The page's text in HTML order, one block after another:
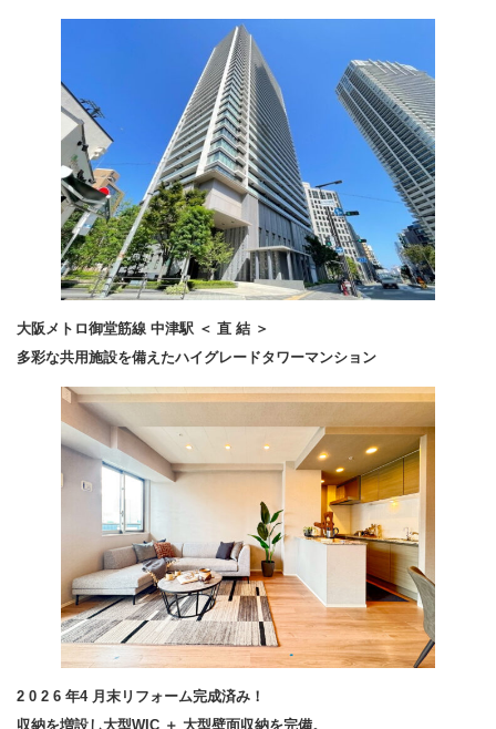
大阪メトロ御堂筋線 中津駅 ＜ 直 結 ＞
多彩な共用施設を備えたハイグレードタワーマンション
2 0 2 6 年4 月末リフォーム完成済み！
収納を増設し大型WIC ＋ 大型壁面収納を完備。